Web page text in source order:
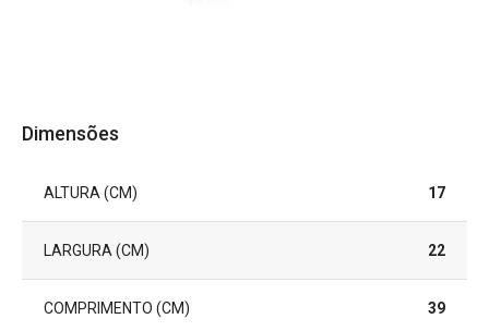
Dimensões
ALTURA (CM) 17
LARGURA (CM) 22
COMPRIMENTO (CM) 39